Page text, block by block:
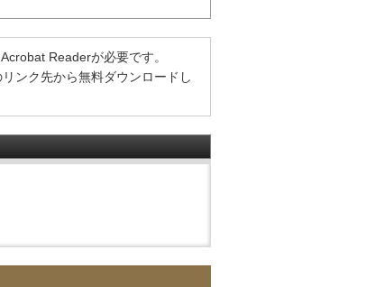
Readerが必要です。
ンク先から無料ダウンロードし